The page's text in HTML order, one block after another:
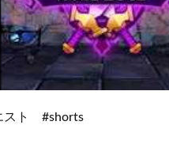
スト #shorts